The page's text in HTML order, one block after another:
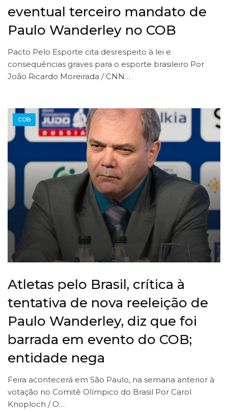
eventual terceiro mandato de
Paulo Wanderley no COB
Pacto Pelo Esporte cita desrespeito à lei e
consequências graves para o esporte brasileiro Por
João Ricardo Moreirada / CNN…
COB
Atletas pelo Brasil, crítica à
tentativa de nova reeleição de
Paulo Wanderley, diz que foi
barrada em evento do COB;
entidade nega
Feira acontecerá em São Paulo, na semana anterior à
votação no Comitê Olímpico do Brasil Por Carol
Knoploch / O…